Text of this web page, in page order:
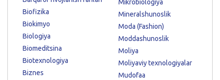
Biofizika
Biokimyo
Biologiya
Biomeditsina
Biotexnologiya
Biznes
Mikrobiologiya
Mineralshunoslik
Moda (Fashion)
Moddashunoslik
Moliya
Moliyaviy texnologiyalar
Mudofaa